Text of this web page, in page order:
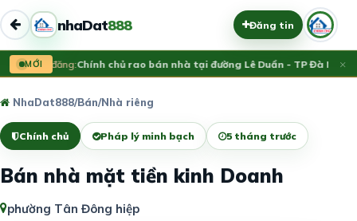
nhaDat888 Đăng tin
MỚI
Vừa đăng:Chính chủ rao bán nhà tại đường Lê Duẩn - TP Đà Nẵng;
×
NhaDat888/Bán/Nhà riêng
Chính chủ Pháp lý minh bạch 5 tháng trước
Bán nhà mặt tiền kinh Doanh
phường Tân Đông hiệp